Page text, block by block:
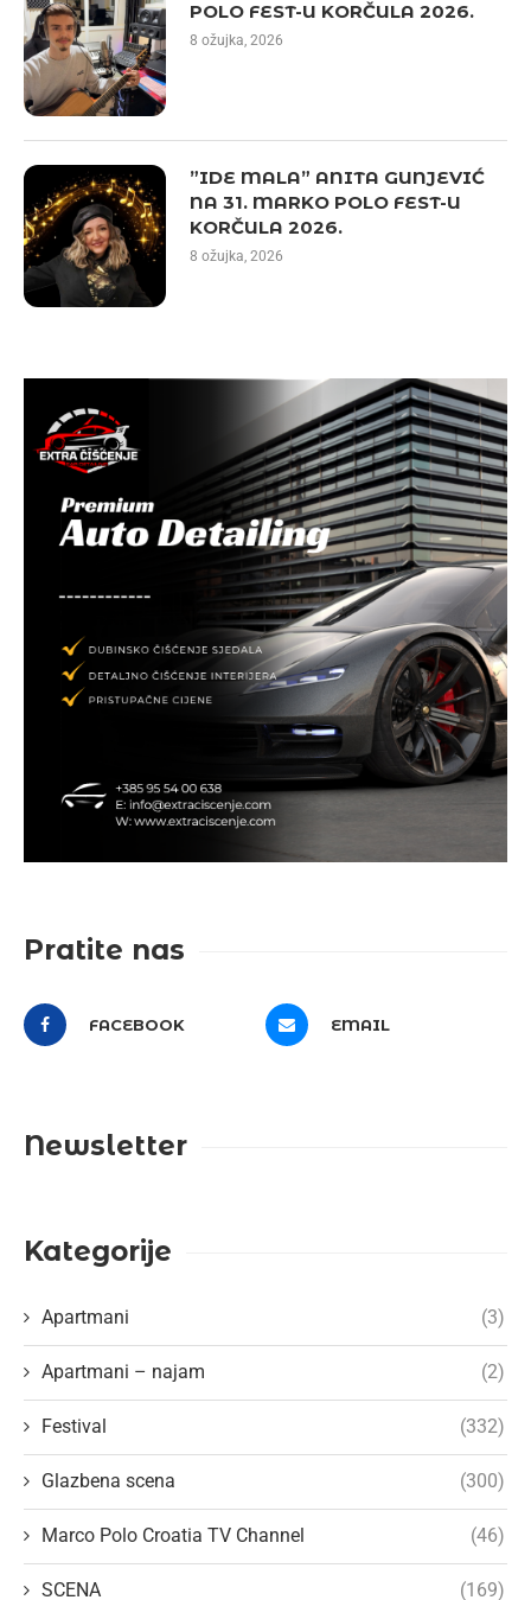
POLO FEST-U KORČULA 2026.
8 ožujka, 2026
”IDE MALA” ANITA GUNJEVIĆ
NA 31. MARKO POLO FEST-U
KORČULA 2026.
8 ožujka, 2026
Pratite nas
FACEBOOK EMAIL
Newsletter
Kategorije
Apartmani (3)
Apartmani – najam (2)
Festival (332)
Glazbena scena (300)
Marco Polo Croatia TV Channel (46)
SCENA (169)